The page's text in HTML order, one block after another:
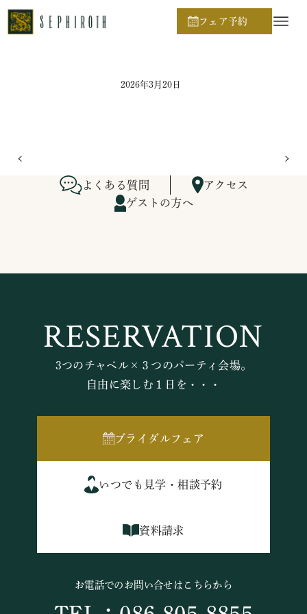
フェア予約
ホーム
2026年3月20日
よくある質問
アクセス
ゲストの方へ
RESERVATION
3つのチャペル×３つのパーティ会場。
自由に楽しむ１日を・・・
ブライダルフェア
いつでも見学・相談予約
資料請求
お電話でのお問い合せはこちらから